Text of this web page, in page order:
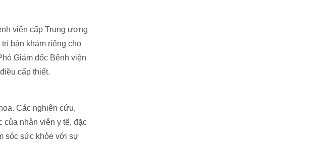
viện cấp Trung ương
bàn khám riêng cho
Giám đốc Bệnh viện
cấp thiết.
Các nghiên cứu,
của nhân viên y tế, đặc
sóc sức khỏe với sự